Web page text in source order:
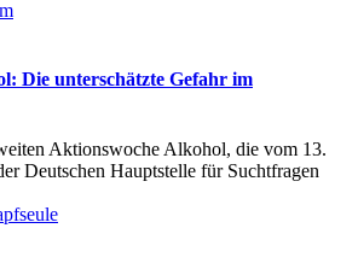
Die unterschätzte Gefahr im
Aktionswoche Alkohol, die vom 13.
Deutschen Hauptstelle für Suchtfragen